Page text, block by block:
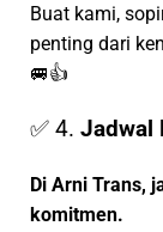
Buat kami,
penting dari
🚐👍
✅ 4. Jadwal
Di Arni Trans,
komitmen.